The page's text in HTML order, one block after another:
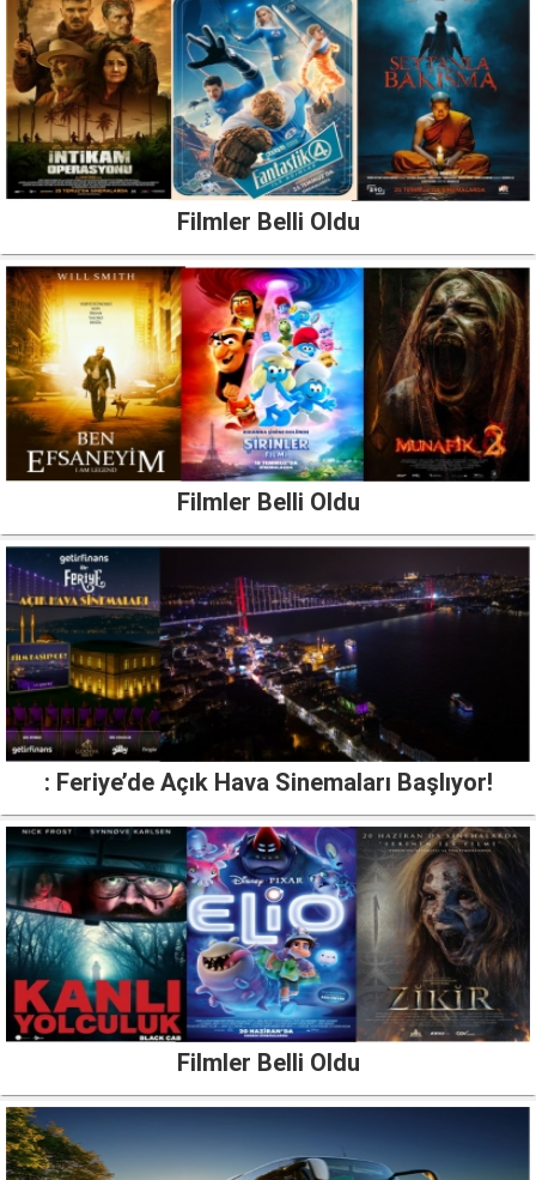
Filmler Belli Oldu
Filmler Belli Oldu
: Feriye’de Açık Hava Sinemaları Başlıyor!
Filmler Belli Oldu